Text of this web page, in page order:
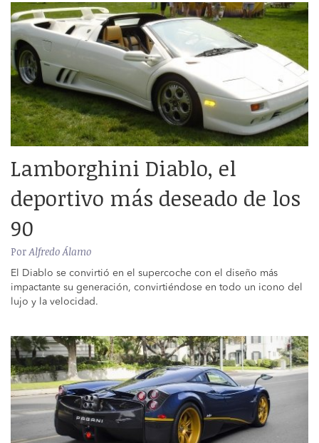
Lamborghini Diablo, el
deportivo más deseado de los
90
Por Alfredo Álamo
El Diablo se convirtió en el supercoche con el diseño más
impactante su generación, convirtiéndose en todo un icono del
lujo y la velocidad.